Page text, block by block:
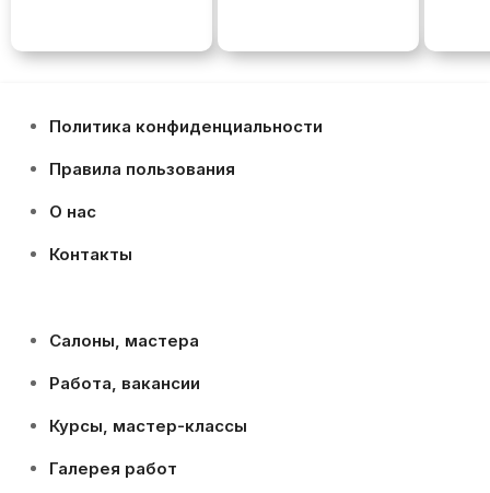
Политика конфиденциальности
Правила пользования
О нас
Контакты
Салоны, мастера
Работа, вакансии
Курсы, мастер-классы
Галерея работ